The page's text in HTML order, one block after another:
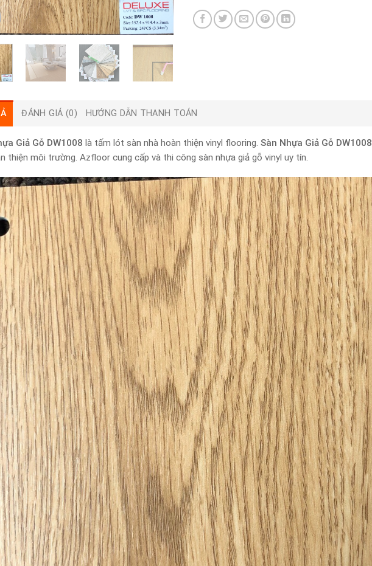
ĐÁNH GIÁ (0) HƯỚNG DẪN THANH TOÁN
Giả Gỗ DW1008 là tấm lót sàn nhà hoàn thiện vinyl flooring. Sàn Nhựa Giả Gỗ DW1008
thiện môi trường. Azfloor cung cấp và thi công sàn nhựa giả gỗ vinyl uy tín.